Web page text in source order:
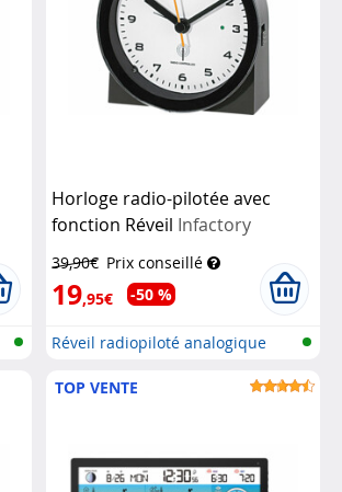
Horloge radio-pilotée avec
fonction Réveil Infactory
39,90€ Prix conseillé
19,95€ -50 %
Réveil radiopiloté analogique
TOP VENTE